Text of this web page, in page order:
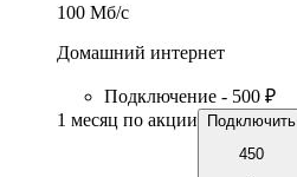
100 Мб/c
Домашний интернет
Подключение - 500 ₽
1 месяц по акции
Подключить
450